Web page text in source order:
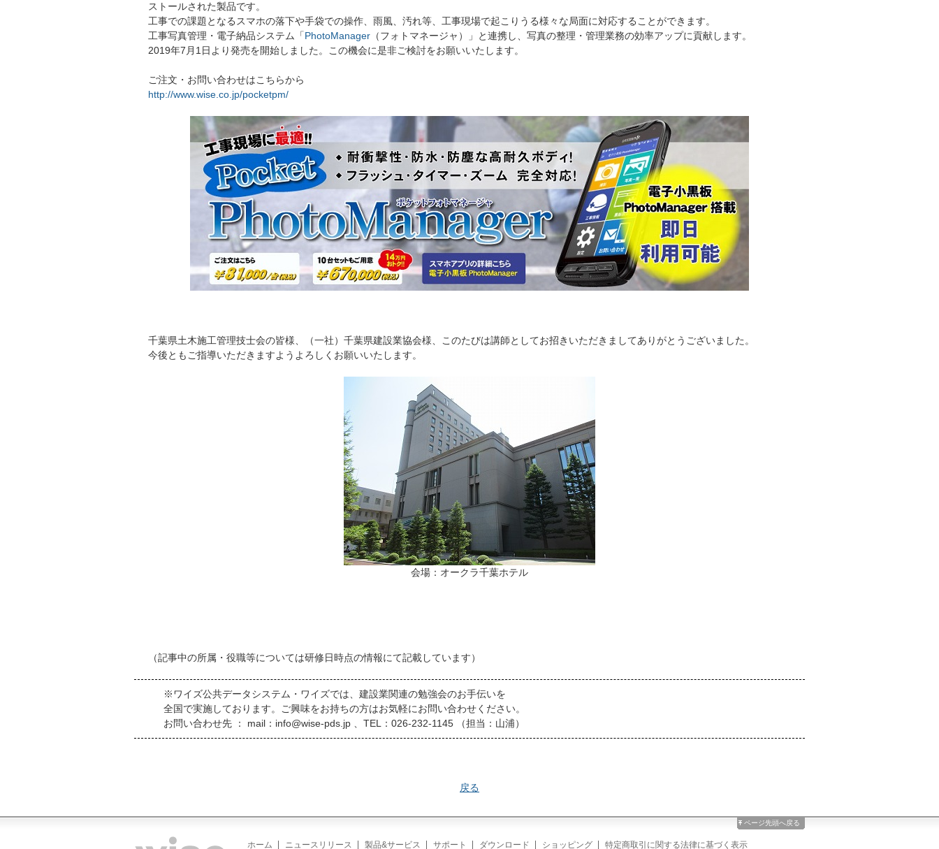
ストールされた製品です。
工事での課題となるスマホの落下や手袋での操作、雨風、汚れ等、工事現場で起こりうる様々な局面に対応することができます。
工事写真管理・電子納品システム「PhotoManager （フォトマネージャ）」と連携し、写真の整理・管理業務の効率アップに貢献します。
2019年7月1日より発売を開始しました。この機会に是非ご検討をお願いいたします。
ご注文・お問い合わせはこちらから
http://www.wise.co.jp/pocketpm/
千葉県土木施工管理技士会の皆様、（一社）千葉県建設業協会様、このたびは講師としてお招きいただきましてありがとうございました。
今後ともご指導いただきますようよろしくお願いいたします。
会場：オークラ千葉ホテル
（記事中の所属・役職等については研修日時点の情報にて記載しています）
※ワイズ公共データシステム・ワイズでは、建設業関連の勉強会のお手伝いを
全国で実施しております。ご興味をお持ちの方はお気軽にお問い合わせください。
お問い合わせ先 ： mail：info@wise-pds.jp 、TEL：026-232-1145 （担当：山浦）
戻る
ページ先頭へ戻る
ホーム ニュースリリース 製品&サービス サポート ダウンロード ショッピング 特定商取引に関する法律に基づく表示